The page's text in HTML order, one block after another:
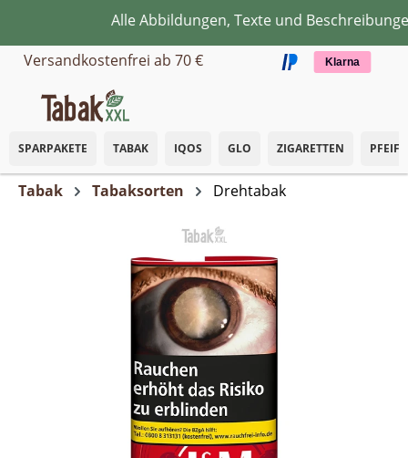
Zum Hauptinhalt springenAlle Abbildungen, Texte und
Versandkostenfrei ab 70 €
Klarna
SPARPAKETE TABAK IQOS GLO ZIGARETTEN
Tabak Tabaksorten Drehtabak